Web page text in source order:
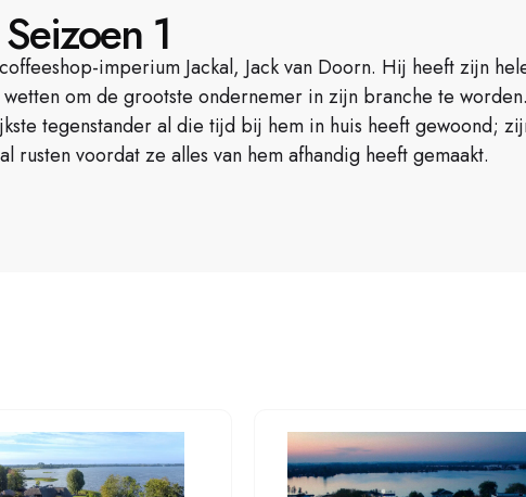
1
imperium Jackal, Jack van Doorn. Hij heeft zijn
om de grootste ondernemer in zijn branche te
tegenstander al die tijd bij hem in huis heeft gewoond;
voordat ze alles van hem afhandig heeft gemaakt.